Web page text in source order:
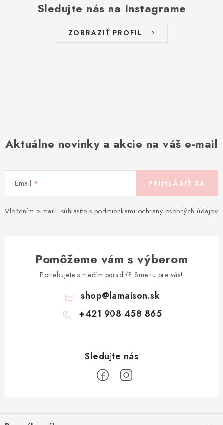
Sledujte nás na Instagrame
ZOBRAZIŤ PROFIL
Aktuálne novinky a akcie na váš e-mail
Email
Vložením e-mailu súhlasíte s podmienkami ochrany osobných údajov
PRIHLÁSIŤ SA
Pomôžeme vám s výberom
Potrebujete s niečím poradiť? Sme tu pre vás!
shop@lamaison.sk
+421 908 458 865